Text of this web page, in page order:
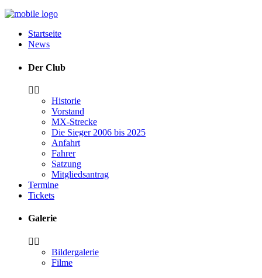
Startseite
News
Der Club
Historie
Vorstand
MX-Strecke
Die Sieger 2006 bis 2025
Anfahrt
Fahrer
Satzung
Mitgliedsantrag
Termine
Tickets
Galerie
Bildergalerie
Filme